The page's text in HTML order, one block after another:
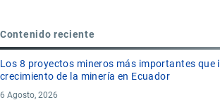
Contenido reciente
Los 8 proyectos mineros más importantes que
crecimiento de la minería en Ecuador
6 Agosto, 2026